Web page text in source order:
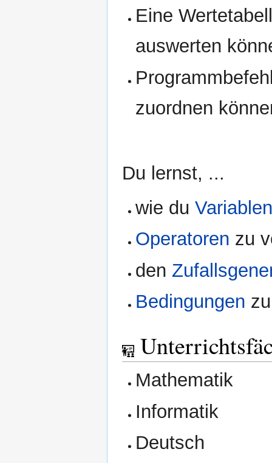
Eine
auswerten
zuordnen
Du lernst, ...
wie du
Operatoren zu
den
Bedingungen
Mathematik
Informatik
Deutsch